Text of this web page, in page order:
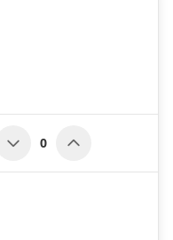
0